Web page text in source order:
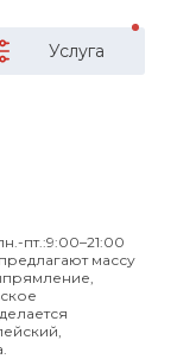
Услуга
пт.:9:00–21:00
массу